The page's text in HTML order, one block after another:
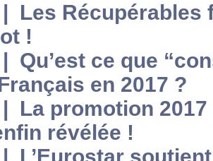
| Les Récupérables
!
| Qu’est ce que
en 2017 ?
| La promotion
révélée !